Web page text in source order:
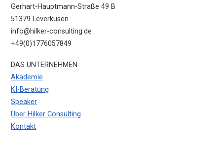
Gerhart-Hauptmann-Straße 49 B
51379 Leverkusen
info@hilker-consulting.de
+49(0)1776057849
DAS UNTERNEHMEN
Akademie
KI-Beratung
Speaker
Über Hilker Consulting
Kontakt